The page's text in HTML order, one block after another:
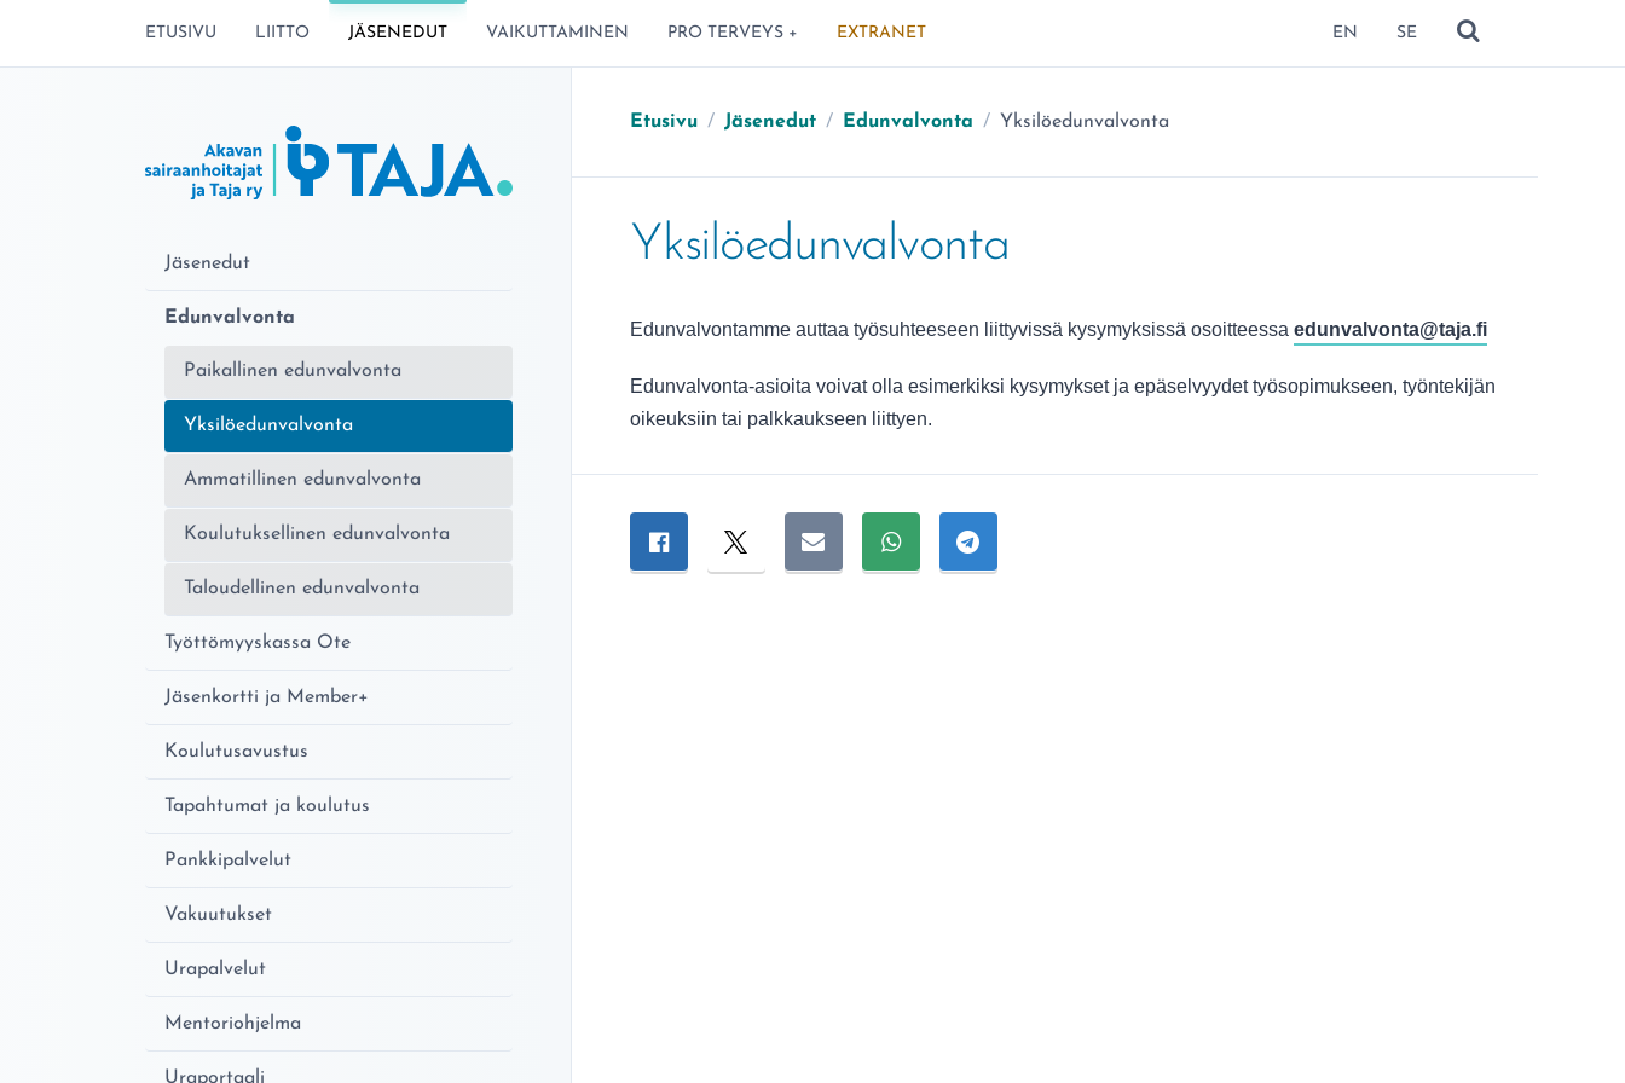
SIIRRY SIVUN SISÄLTÖÖN
ETUSIVU LIITTO JÄSENEDUT VAIKUTTAMINEN PRO TERVEYS + EXTRANET EN SE
NÄYTÄ HAKU
Etusivu / Jäsenedut / Edunvalvonta / Olet täällä:
Yksilöedunvalvonta
Yksilöedunvalvonta
Edunvalvontamme auttaa työsuhteeseen liittyvissä kysymyksissä osoitteessa edunvalvonta@taja.fi
Edunvalvonta-asioita voivat olla esimerkiksi kysymykset ja epäselvyydet työsopimukseen, työntekijän
oikeuksiin tai palkkaukseen liittyen.
Jaa sivu
Jaa Facebookissa
Jaa TwitterissäJaa sähköpostitse
Jaa WhatsAppissa
Jaa Telegramissa
Jäsenedut
Edunvalvonta
Paikallinen edunvalvonta
Nykyinen sivu:
Yksilöedunvalvonta
Ammatillinen edunvalvonta
Koulutuksellinen edunvalvonta
Taloudellinen edunvalvonta
Työttömyyskassa Ote
Jäsenkortti ja Member+
Koulutusavustus
Tapahtumat ja koulutus
Pankkipalvelut
Vakuutukset
Urapalvelut
Mentoriohjelma
Uraportaali